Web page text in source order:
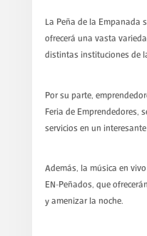
La Peña de la Empanada
ofrecerá una vasta
distintas instituciones de
Por su parte,
Feria de Emprendedores,
servicios en un
Además, la música en
EN-Peñados, que
y amenizar la noche.